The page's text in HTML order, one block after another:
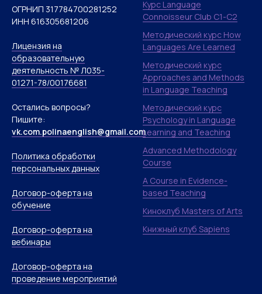
ОГРНИП 317784700281252
ИНН 616305681206
Лицензия на
образовательную
деятельность № Л035-
01271-78/00176681
Остались вопросы?
Пишите:
vk.com.polinaenglish@gmail.com
Политика обработки
персональных данных
Договор-оферта на
обучение
Договор-оферта на
вебинары
Договор-оферта на
проведение мероприятий
Курс Language
Connoisseur Club С1-C2
Методический курс How
Languages Are Learned
Методический курс
Approaches and Methods
in Language Teaching
Методический курс
Psychology in Language
Learning and Teaching
Advanced Methodology
Course
A Course in Evidence-
based Teaching
Киноклуб Masters of Arts
Книжный клуб Sapiens